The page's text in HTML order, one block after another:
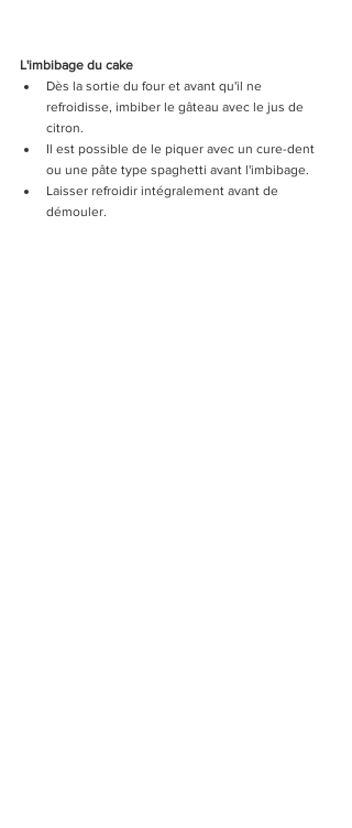
L'imbibage du cake
Dès la sortie du four et avant qu'il ne
refroidisse, imbiber le gâteau avec le jus de
citron.
Il est possible de le piquer avec un cure-dent
ou une pâte type spaghetti avant l'imbibage.
Laisser refroidir intégralement avant de
démouler.